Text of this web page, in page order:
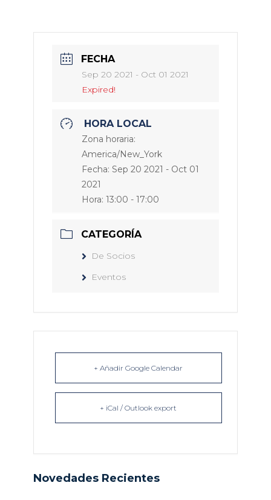
FECHA
Sep 20 2021 - Oct 01 2021
Expired!
HORA LOCAL
Zona horaria:
America/New_York
Fecha: Sep 20 2021 - Oct 01
2021
Hora: 13:00 - 17:00
CATEGORÍA
De Socios
Eventos
+ Añadir Google Calendar
+ iCal / Outlook export
Novedades Recientes